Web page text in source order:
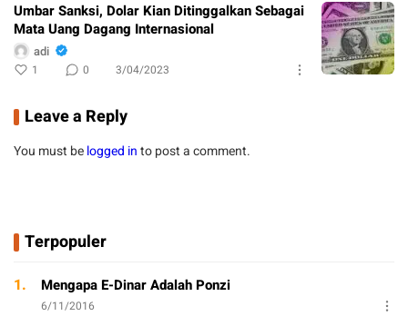
Umbar Sanksi, Dolar Kian Ditinggalkan Sebagai
Mata Uang Dagang Internasional
adi
1 0 3/04/2023
Leave a Reply
You must belogged into post a comment.
Terpopuler
1. Mengapa E-Dinar Adalah Ponzi
6/11/2016